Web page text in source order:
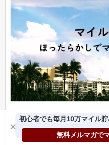
今すぐ毎月10万マイ
ミナー
×
初心者でも毎月10万マイル
無料メルマガで